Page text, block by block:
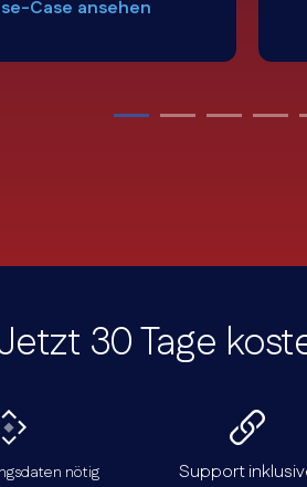
Case ansehen
30 Tage
nötig Support